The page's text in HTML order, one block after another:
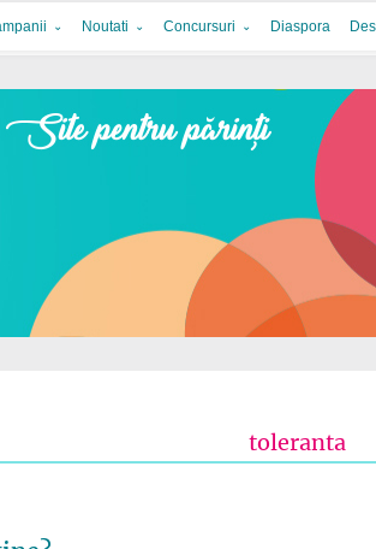
Noutati Concursuri Diaspora
toleranta